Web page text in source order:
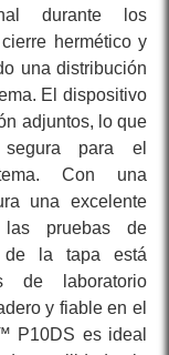
durante los
hermético y
una distribución
El dispositivo
adjuntos, lo que
para el
Con una
una excelente
las pruebas de
de la tapa está
de laboratorio
y fiable en el
P10DS es ideal